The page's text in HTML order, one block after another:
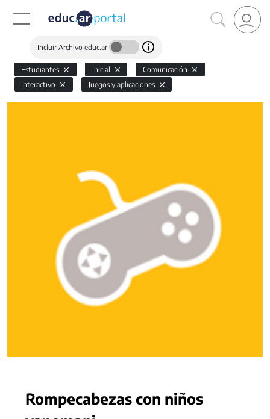
Incluir Archivo educ.ar
Estudiantes Inicial
Comunicación
Interactivo
Juegos y aplicaciones
Rompecabezas con niños